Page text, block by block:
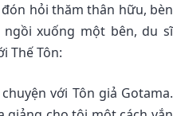
hỏi thăm thân hữu, bèn
xuống một bên, du sĩ
Thế Tôn:
với Tôn giả Gotama.